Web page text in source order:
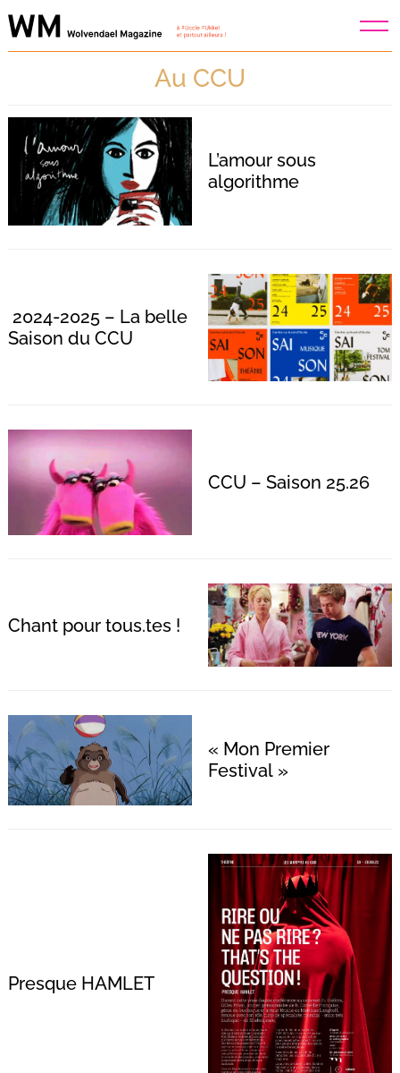
Skip
to
Au CCU
L’amour sous
algorithme
2024-2025 – La belle
Saison du CCU
CCU – Saison 25.26
Chant pour tous.tes !
« Mon Premier
Festival »
Presque HAMLET